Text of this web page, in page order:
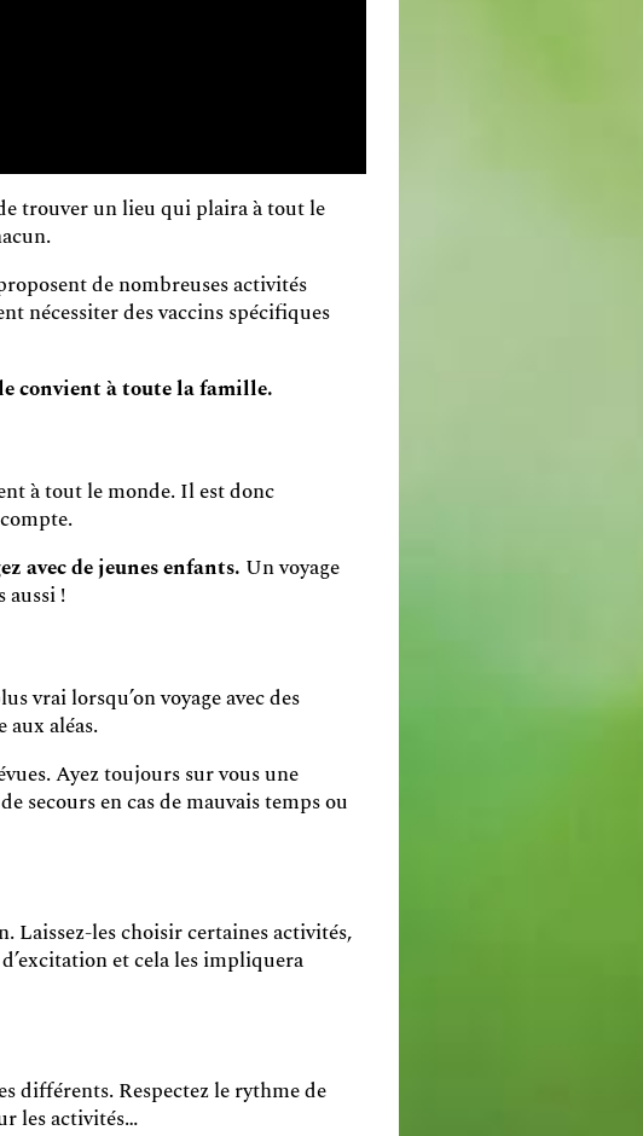
trouver un lieu qui plaira à tout le
de nombreuses activités
nécessiter des vaccins spécifiques
convient à toute la famille.
à tout le monde. Il est donc
avec de jeunes enfants. Un voyage
aussi !
vrai lorsqu’on voyage avec des
aléas.
Ayez toujours sur vous une
secours en cas de mauvais temps ou
Laissez-les choisir certaines activités,
et cela les impliquera
différents. Respectez le rythme de
les activités…